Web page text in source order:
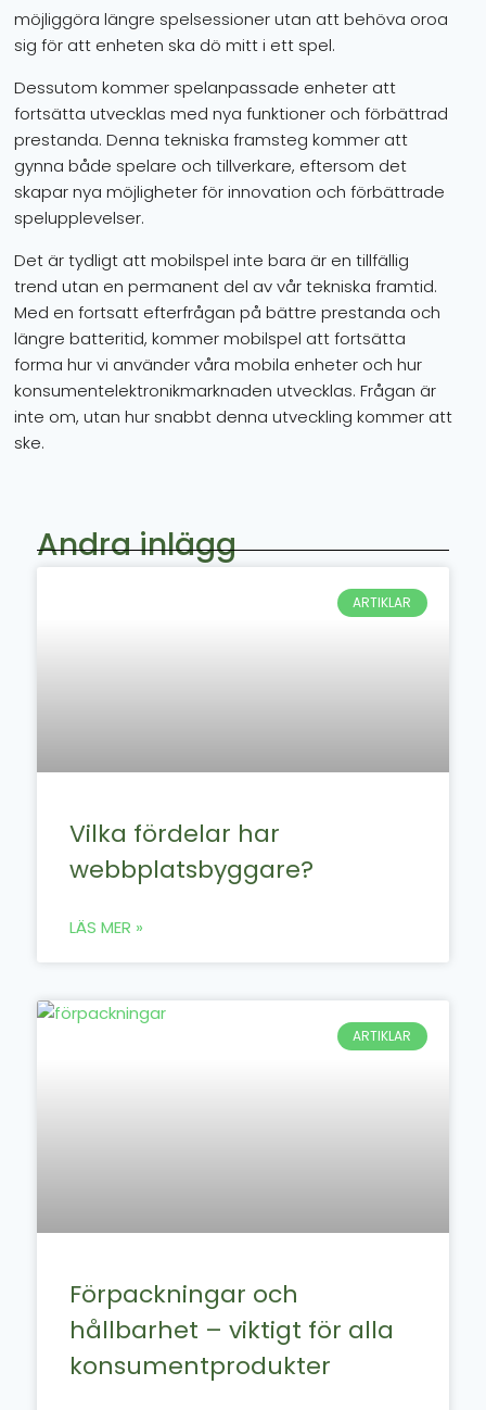
möjliggöra längre spelsessioner utan att behöva oroa
sig för att enheten ska dö mitt i ett spel.
Dessutom kommer spelanpassade enheter att
fortsätta utvecklas med nya funktioner och förbättrad
prestanda. Denna tekniska framsteg kommer att
gynna både spelare och tillverkare, eftersom det
skapar nya möjligheter för innovation och förbättrade
spelupplevelser.
Det är tydligt att mobilspel inte bara är en tillfällig
trend utan en permanent del av vår tekniska framtid.
Med en fortsatt efterfrågan på bättre prestanda och
längre batteritid, kommer mobilspel att fortsätta
forma hur vi använder våra mobila enheter och hur
konsumentelektronikmarknaden utvecklas. Frågan är
inte om, utan hur snabbt denna utveckling kommer att
ske.
Andra inlägg
ARTIKLAR
Vilka fördelar har
webbplatsbyggare?
LÄS MER »
ARTIKLAR
Förpackningar och
hållbarhet – viktigt för alla
konsumentprodukter